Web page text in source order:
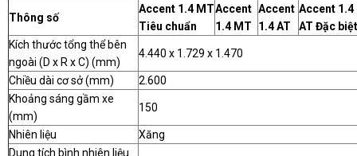
Thông số
Accent 1.4 MT
Tiêu chuẩn
Accent
1.4 MT
Accent
1.4 AT
Accent 1.4
AT Đặc biệt
Kích thước tổng thể bên
ngoài (D x R x C) (mm)
4.440 x 1.729 x 1.470
Chiều dài cơ sở (mm)
2.600
Khoảng sáng gầm xe
(mm)
150
Nhiên liệu
Xăng
Dung tích bình nhiên liệu